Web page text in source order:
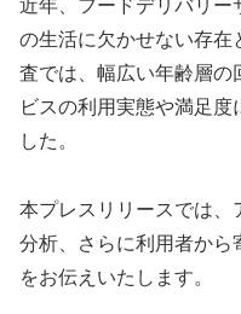
近年、フードデリバリー
の生活に欠かせない存在
査では、幅広い年齢層の
ビスの利用実態や満足度
した。
本プレスリリースでは、
分析、さらに利用者から
をお伝えいたします。